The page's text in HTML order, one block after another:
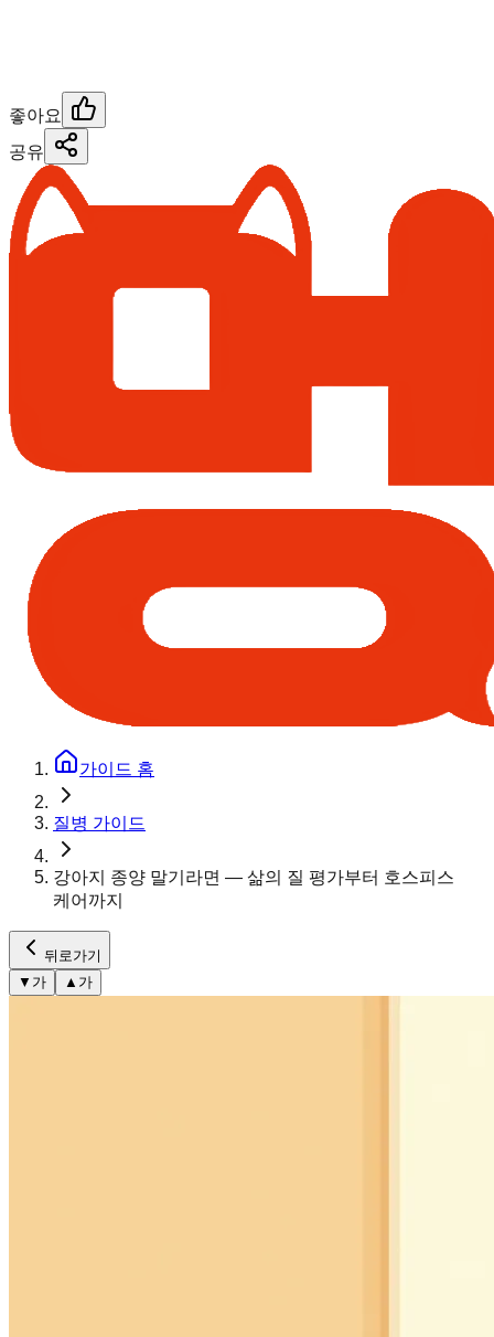
좋아요
공유
가이드 홈
질병 가이드
강아지 종양 말기라면 — 삶의 질 평가부터 호스피스
케어까지
뒤로가기
▼ 가 ▲ 가